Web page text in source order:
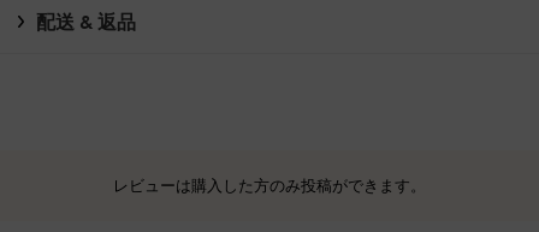
配送 & 返品
レビューは購入した方のみ投稿ができます。